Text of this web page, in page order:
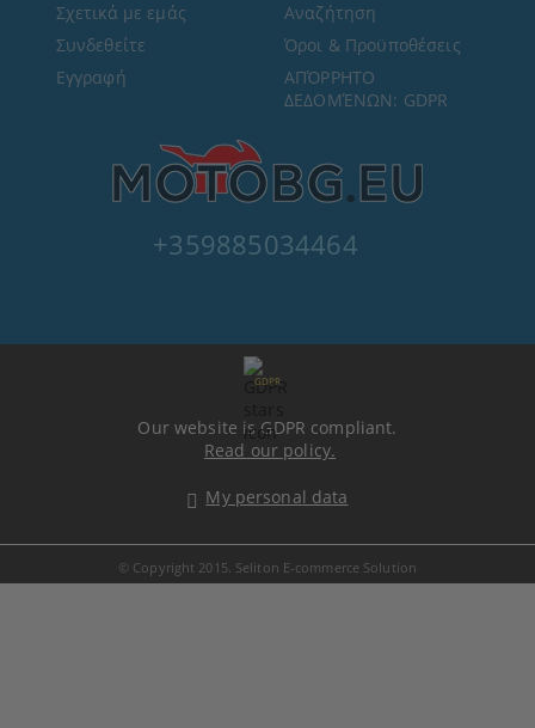
+359885034464
Σχετικά με εμάς
Συνδεθείτε
Εγγραφή
Αναζήτηση
Όροι & Προϋποθέσεις
ΑΠΌΡΡΗΤΟ
ΔΕΔΟΜΈΝΩΝ: GDPR
GDPR
Our website is GDPR compliant.
Read our policy.
My personal data
© Copyright 2015. Seliton E-commerce Solution